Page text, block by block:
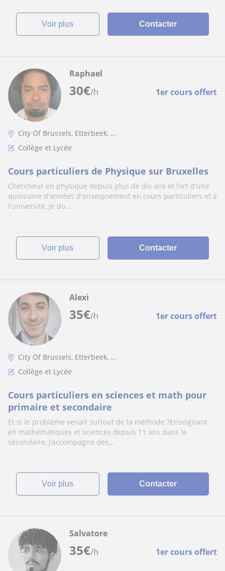
voir plus Contacter
30€/h 1er cours offert
Raphael
City Of Brussels, Etterbeek, ...
Collège et Lycée
Cours particuliers de Physique sur Bruxelles
Chercheur en physique depuis plus de dix ans et fort d'une
quinzaine d'années d'enseignement en cours particuliers et à
l'université, je do...
voir plus Contacter
35€/h 1er cours offert
Alexi
City Of Brussels, Etterbeek, ...
Collège et Lycée
Cours particuliers en sciences et math pour
primaire et secondaire
Et si le problème venait surtout de la méthode ?Enseignant
en mathématiques et sciences depuis 11 ans dans le
secondaire, j’accompagne des...
voir plus Contacter
35€/h 1er cours offert
Salvatore